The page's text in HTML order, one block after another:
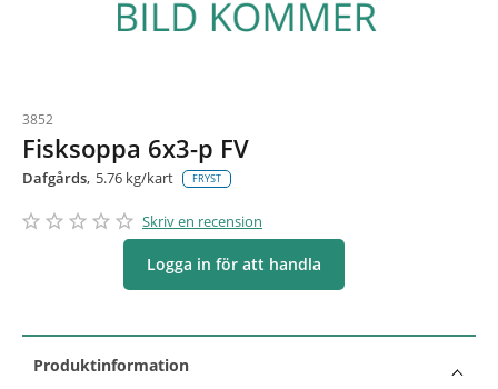
3852
Fisksoppa 6x3-p FV
Dafgårds 5.76 kg/kart FRYST
star_border star_border star_border star_border star_border
star star star star star Skriv en recension
Logga in för att handla
Produktinformation